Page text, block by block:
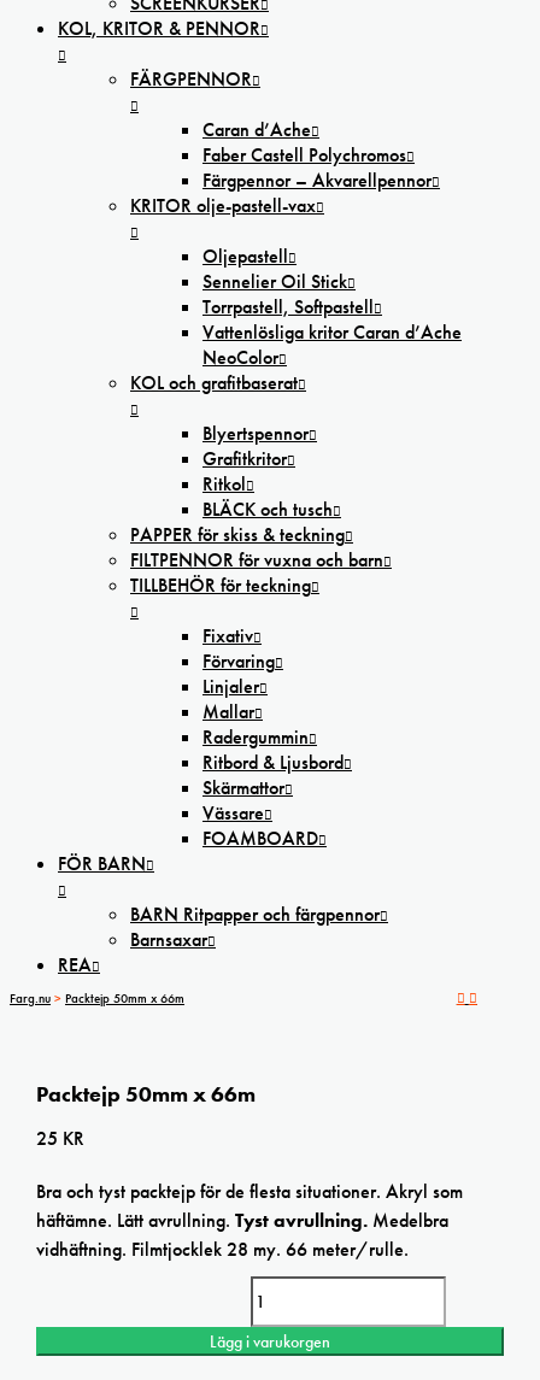
KOL, KRITOR & PENNOR
FÄRGPENNOR
Caran d’Ache
Faber Castell Polychromos
Färgpennor – Akvarellpennor
KRITOR olje-pastell-vax
Oljepastell
Sennelier Oil Stick
Torrpastell, Softpastell
Vattenlösliga kritor Caran d’Ache
NeoColor
KOL och grafitbaserat
Blyertspennor
Grafitkritor
Ritkol
BLÄCK och tusch
PAPPER för skiss & teckning
FILTPENNOR för vuxna och barn
TILLBEHÖR för teckning
Fixativ
Förvaring
Linjaler
Mallar
Radergummin
Ritbord & Ljusbord
Skärmattor
Vässare
FOAMBOARD
FÖR BARN
BARN Ritpapper och färgpennor
Barnsaxar
REA
Farg.nu > Packtejp 50mm x 66m
Packtejp 50mm x 66m
25 KR
Bra och tyst packtejp för de flesta situationer. Akryl som
häftämne. Lätt avrullning. Tyst avrullning. Medelbra
vidhäftning. Filmtjocklek 28 my. 66 meter/rulle.
Lägg i varukorgen